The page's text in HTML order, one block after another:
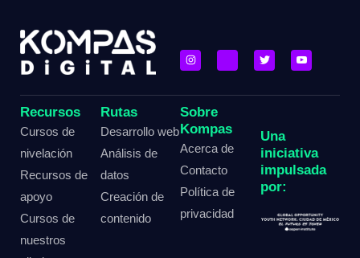
Recursos
Cursos de
nivelación
Recursos de
apoyo
Cursos de
nuestros
Rutas
Desarrollo web
Análisis de
datos
Creación de
contenido
Sobre
Kompas
Acerca de
Contacto
Política de
privacidad
Una
iniciativa
impulsada
por: